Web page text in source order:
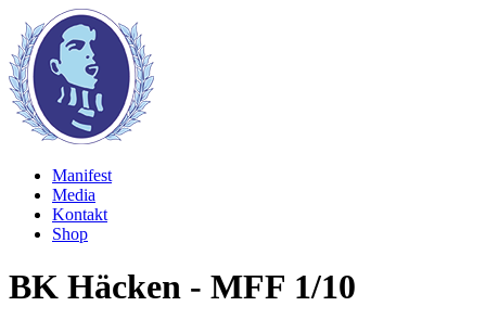
Manifest
Media
Kontakt
Shop
BK Häcken - MFF 1/10